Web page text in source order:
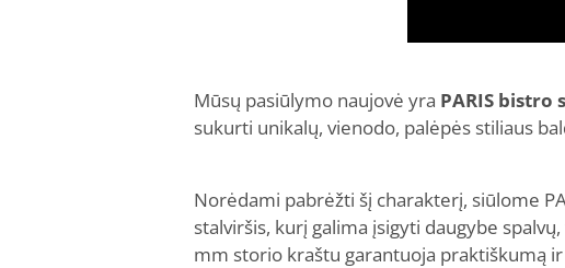
Mūsų pasiūlymo naujovė yra PARIS bistro
sukurti unikalų, vienodo, palėpės stiliaus
Norėdami pabrėžti šį charakterį, siūlome
stalviršis, kurį galima įsigyti daugybe
mm storio kraštu garantuoja praktiškumą